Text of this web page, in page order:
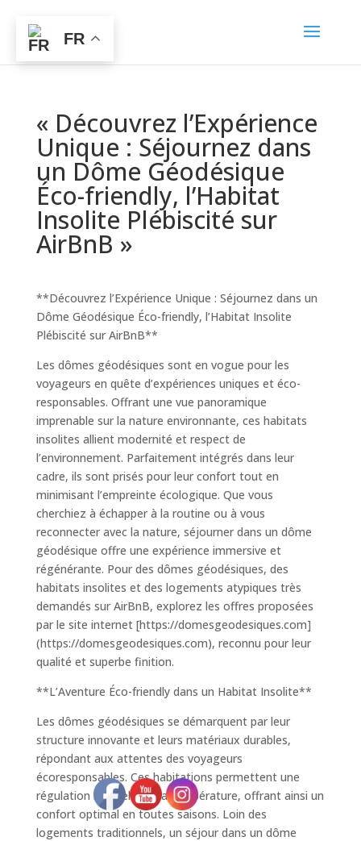
« Découvrez l’Expérience
Unique : Séjournez dans
un Dôme Géodésique
Éco-friendly, l’Habitat
Insolite Plébiscité sur
AirBnB »
**Découvrez l’Expérience Unique : Séjournez dans un
Dôme Géodésique Éco-friendly, l’Habitat Insolite
Plébiscité sur AirBnB**
Les dômes géodésiques sont en vogue pour les
voyageurs en quête d’expériences uniques et éco-
responsables. Offrant une vue panoramique
imprenable sur la nature environnante, ces habitats
insolites allient modernité et respect de
l’environnement. Parfaitement intégrés dans leur
cadre, ils sont prisés pour leur confort tout en
minimisant l’empreinte écologique. Que vous
cherchiez à échapper à la routine ou à vous
reconnecter avec la nature, séjourner dans un dôme
géodésique offre une expérience immersive et
régénérante. Pour des dômes géodésiques, des
habitats insolites et des logements atypiques très
demandés sur AirBnB, explorez les offres proposées
par le site internet [https://domesgeodesiques.com]
(https://domesgeodesiques.com), reconnu pour leur
qualité et superbe finition.
**L’Aventure Éco-friendly dans un Habitat Insolite**
Les dômes géodésiques se démarquent par leur
structure innovante et leurs matériaux durables,
répondant aux attentes des voyageurs
écoresponsables. Ces habitations permettent une
régulation naturelle de la température, offrant ainsi un
confort optimal en toutes saisons. Loin des
logements traditionnels, un séjour dans un dôme
FR